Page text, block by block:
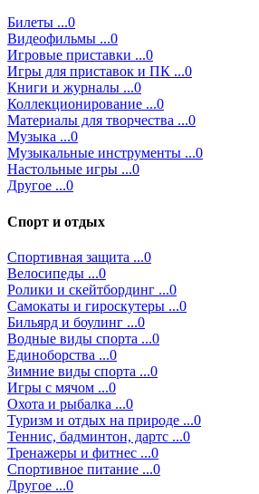
Билеты ...0
Видеофильмы ...0
Игровые приставки ...0
Игры для приставок и ПК ...0
Книги и журналы ...0
Коллекционирование ...0
Материалы для творчества ...0
Музыка ...0
Музыкальные инструменты ...0
Настольные игры ...0
Другое ...0
Спорт и отдых
Спортивная защита ...0
Велосипеды ...0
Ролики и скейтбординг ...0
Самокаты и гироскутеры ...0
Бильярд и боулинг ...0
Водные виды спорта ...0
Единоборства ...0
Зимние виды спорта ...0
Игры с мячом ...0
Охота и рыбалка ...0
Туризм и отдых на природе ...0
Теннис, бадминтон, дартс ...0
Тренажеры и фитнес ...0
Спортивное питание ...0
Другое ...0